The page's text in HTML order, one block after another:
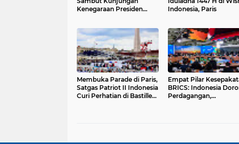
Kenegaraan Presiden
Indonesia, Paris
Membuka Parade di Paris,
Satgas Patriot II Indonesia
Curi Perhatian di Bastille
Empat Pilar
BRICS: Indonesia
Perdagangan,